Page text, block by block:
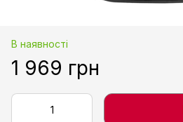
В наявності
1 969 грн